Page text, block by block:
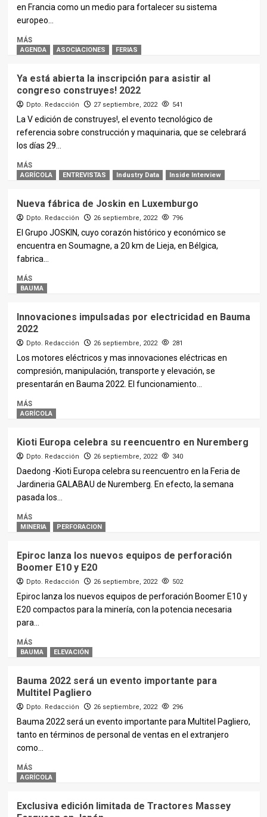
en Francia como un medio para fortalecer su sistema
europeo...
MÁS
AGENDA ASOCIACIONES FERIAS
Ya está abierta la inscripción para asistir al
congreso construyes! 2022
Dpto. Redacción 27 septiembre, 2022 541
La V edición de construyes!, el evento tecnológico de
referencia sobre construcción y maquinaria, que se celebrará
los días 29...
MÁS
AGRÍCOLA ENTREVISTAS Industry Data Inside Interview
Nueva fábrica de Joskin en Luxemburgo
Dpto. Redacción 26 septiembre, 2022 796
El Grupo JOSKIN, cuyo corazón histórico y económico se
encuentra en Soumagne, a 20 km de Lieja, en Bélgica,
fabrica...
MÁS
BAUMA
Innovaciones impulsadas por electricidad en Bauma
2022
Dpto. Redacción 26 septiembre, 2022 281
Los motores eléctricos y mas innovaciones eléctricas en
compresión, manipulación, transporte y elevación, se
presentarán en Bauma 2022. El funcionamiento...
MÁS
AGRÍCOLA
Kioti Europa celebra su reencuentro en Nuremberg
Dpto. Redacción 26 septiembre, 2022 340
Daedong -Kioti Europa celebra su reencuentro en la Feria de
Jardineria GALABAU de Nuremberg. En efecto, la semana
pasada los...
MÁS
MINERIA PERFORACION
Epiroc lanza los nuevos equipos de perforación
Boomer E10 y E20
Dpto. Redacción 26 septiembre, 2022 502
Epiroc lanza los nuevos equipos de perforación Boomer E10 y
E20 compactos para la minería, con la potencia necesaria
para...
MÁS
BAUMA ELEVACIÓN
Bauma 2022 será un evento importante para
Multitel Pagliero
Dpto. Redacción 26 septiembre, 2022 296
Bauma 2022 será un evento importante para Multitel Pagliero,
tanto en términos de personal de ventas en el extranjero
como...
MÁS
AGRÍCOLA
Exclusiva edición limitada de Tractores Massey